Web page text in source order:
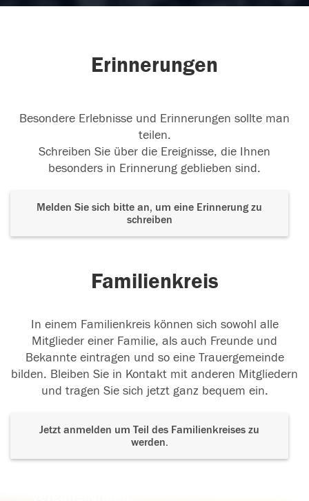
Erinnerungen
Besondere Erlebnisse und Erinnerungen sollte man
teilen.
Schreiben Sie über die Ereignisse, die Ihnen
besonders in Erinnerung geblieben sind.
Melden Sie sich bitte an, um eine Erinnerung zu
schreiben
Familienkreis
In einem Familienkreis können sich sowohl alle
Mitglieder einer Familie, als auch Freunde und
Bekannte eintragen und so eine Trauergemeinde
bilden. Bleiben Sie in Kontakt mit anderen Mitgliedern
und tragen Sie sich jetzt ganz bequem ein.
Jetzt anmelden um Teil des Familienkreises zu
werden.